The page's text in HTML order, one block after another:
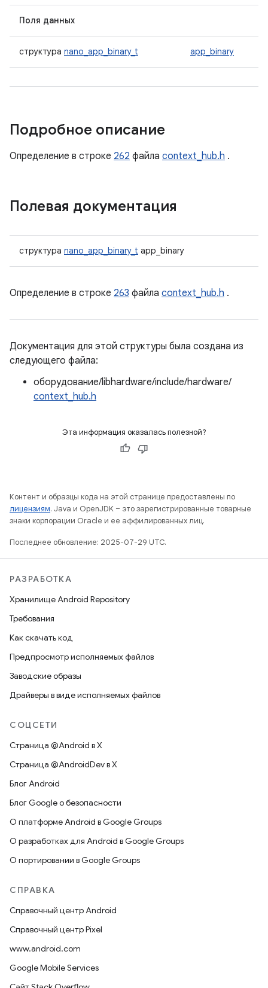
Поля данных
структура nano_app_binary_t app_binary
Подробное описание
Определение в строке 262 файла context_hub.h .
Полевая документация
структура nano_app_binary_t app_binary
Определение в строке 263 файла context_hub.h .
Документация для этой структуры была создана из
следующего файла:
оборудование/libhardware/include/hardware/
context_hub.h
Эта информация оказалась полезной?
Контент и образцы кода на этой странице предоставлены по
лицензиям. Java и OpenJDK – это зарегистрированные товарные
знаки корпорации Oracle и ее аффилированных лиц.
Последнее обновление: 2025-07-29 UTC.
РАЗРАБОТКА
Хранилище Android Repository
Требования
Как скачать код
Предпросмотр исполняемых файлов
Заводские образы
Драйверы в виде исполняемых файлов
СОЦСЕТИ
Страница @Android в X
Страница @AndroidDev в X
Блог Android
Блог Google о безопасности
О платформе Android в Google Groups
О разработках для Android в Google Groups
О портировании в Google Groups
СПРАВКА
Справочный центр Android
Справочный центр Pixel
www.android.com
Google Mobile Services